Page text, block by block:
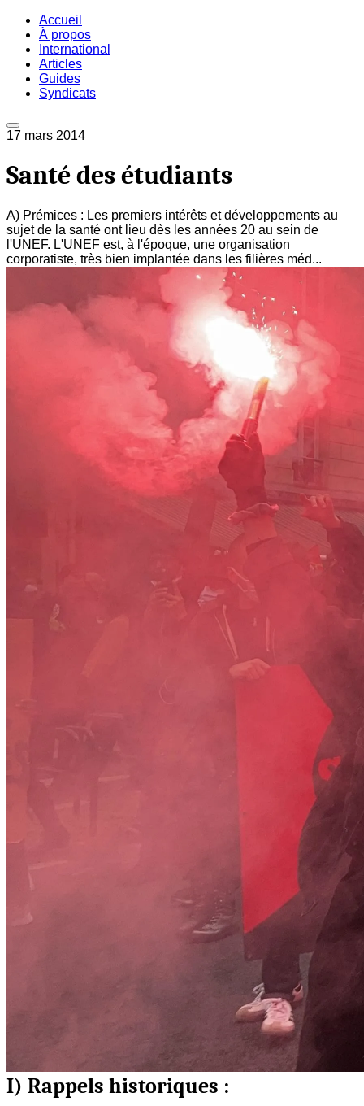
Accueil
À propos
International
Articles
Guides
Syndicats
17 mars 2014
Santé des étudiants
A) Prémices : Les premiers intérêts et développements au
sujet de la santé ont lieu dès les années 20 au sein de
l'UNEF. L'UNEF est, à l'époque, une organisation
corporatiste, très bien implantée dans les filières méd...
I) Rappels historiques :